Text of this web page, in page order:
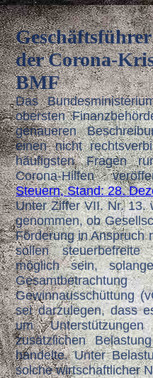
G
der Corona-
BMF
Das
obersten
genaueren
einen nicht
häufigsten Fragen
Corona-Hilfen
Steuern, Stand: 28.
Unter Ziffer VII. Nr. 13.
genommen, ob
Förderung in Anspruch
sollen steuerbefreite
möglich sein,
Gewinnausschüttung
sei darzulegen, dass
um
zusätzlichen
handelte. Unter
solche wirtschaftlicher